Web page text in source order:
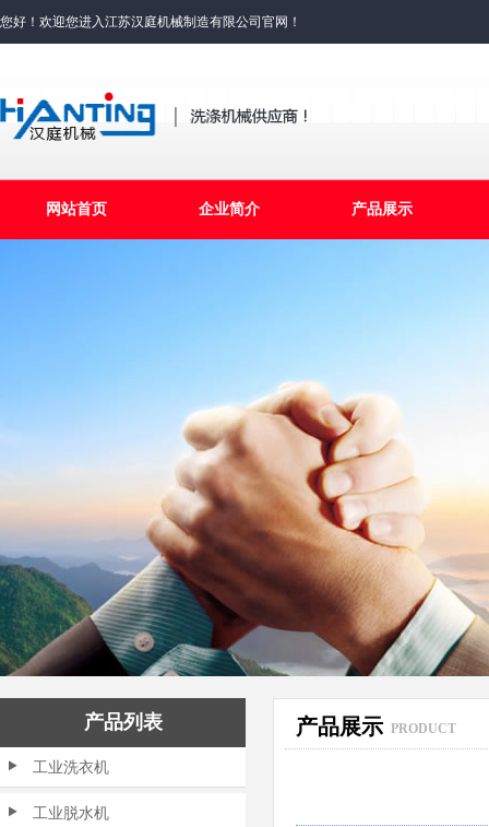
您好！欢迎您进入江苏汉庭机械制造有限公司官网！
网站首页 企业简介 产品展示
产品列表
工业洗衣机
工业脱水机
产品展示 PRODUCT